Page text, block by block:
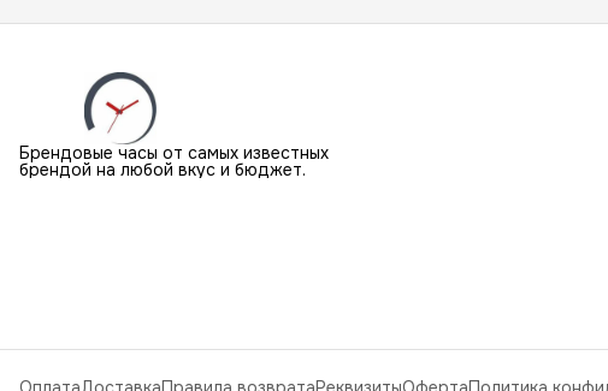
Брендовые часы от самых известных
брендой на любой вкус и бюджет.